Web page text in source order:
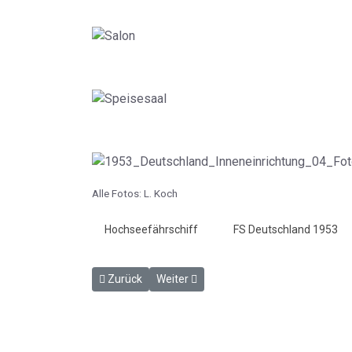
Alle Fotos: L. Koch
Hochseefährschiff FS Deutschland 1953
Vorheriger Beitrag: Fährschiff "Deutschland" (II)
Zurück Nächster Beitrag: Kong Frederik IX
Weiter